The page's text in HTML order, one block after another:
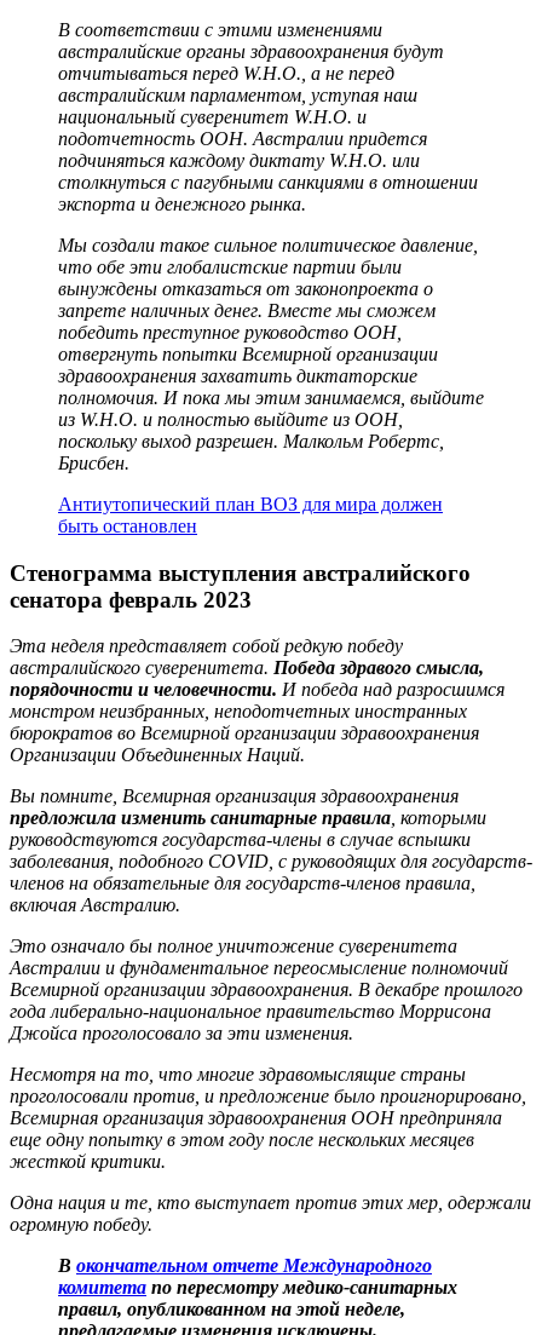
В соответствии с этими изменениями
австралийские органы здравоохранения будут
отчитываться перед W.H.O., а не перед
австралийским парламентом, уступая наш
национальный суверенитет W.H.O. и
подотчетность ООН. Австралии придется
подчиняться каждому диктату W.H.O. или
столкнуться с пагубными санкциями в отношении
экспорта и денежного рынка.
Мы создали такое сильное политическое давление,
что обе эти глобалистские партии были
вынуждены отказаться от законопроекта о
запрете наличных денег. Вместе мы сможем
победить преступное руководство ООН,
отвергнуть попытки Всемирной организации
здравоохранения захватить диктаторские
полномочия. И пока мы этим занимаемся, выйдите
из W.H.O. и полностью выйдите из ООН,
поскольку выход разрешен. Малкольм Робертс,
Брисбен.
Антиутопический план ВОЗ для мира должен
быть остановлен
Стенограмма выступления австралийского
сенатора февраль 2023
Эта неделя представляет собой редкую победу
австралийского суверенитета. Победа здравого смысла,
порядочности и человечности. И победа над разросшимся
монстром неизбранных, неподотчетных иностранных
бюрократов во Всемирной организации здравоохранения
Организации Объединенных Наций.
Вы помните, Всемирная организация здравоохранения
предложила изменить санитарные правила , которыми
руководствуются государства-члены в случае вспышки
заболевания, подобного COVID, с руководящих для государств-
членов на обязательные для государств-членов правила,
включая Австралию.
Это означало бы полное уничтожение суверенитета
Австралии и фундаментальное переосмысление полномочий
Всемирной организации здравоохранения. В декабре прошлого
года либерально-национальное правительство Моррисона
Джойса проголосовало за эти изменения.
Несмотря на то, что многие здравомыслящие страны
проголосовали против, и предложение было проигнорировано,
Всемирная организация здравоохранения ООН предприняла
еще одну попытку в этом году после нескольких месяцев
жесткой критики.
Одна нация и те, кто выступает против этих мер, одержали
огромную победу.
В окончательном отчете Международного
комитета по пересмотру медико-санитарных
правил, опубликованном на этой неделе,